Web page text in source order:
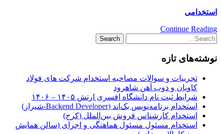
استخدامی
Continue Reading
نوشته‌های تازه
تجربیات و سوالات مصاحبه استخدام شرکت های فولاد
کاویان و ذوب آهن شاهرود
شرایط ثبت نام دانشگاه افسری ارتش ۱۴۰۵ – ۱۴۰۶
استخدام برنامه‌نویس بک‌اند (Backend Developer-شیراز)
استخدام کارشناس فروش بین‌الملل (کرج)
استخدام مسئول مسئول هماهنگی و اجرای (سالن همایش